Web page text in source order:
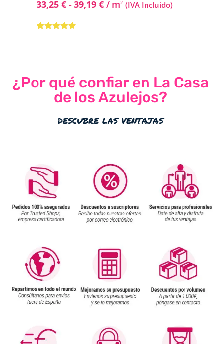
33,25 € - 39,19 € / m2 (IVA Incluido)
¿Por qué confiar en La Casa
de los Azulejos?
descubre las ventajas